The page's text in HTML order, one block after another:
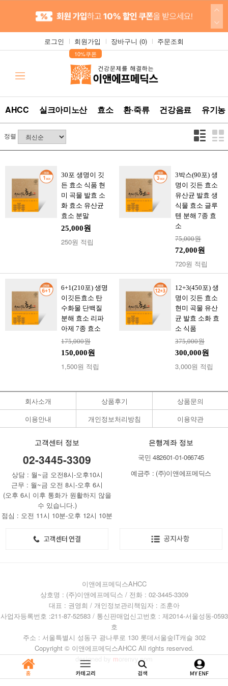
로그인 회원가입
▲
10%쿠폰
장바구니 (0) 주문조회
AHCC 실크아미노산 효소 환·죽류 건강음료 유기
정렬
30포 생명이 깃
든 효소 식품 현
미 곡물 발효 소
화 효소 유산균
효소 분말
25,000원
250원 적립
3박스(90포) 생
명이 깃든 효소
유산균 발효 생
식물 효소 글루
텐 분해 7종 효
소
75,000원
72,000원
720원 적립
6+1(210포) 생명
이깃든효소 탄
수화물 단백질
분해 효소 리파
아제 7종 효소
175,000원
150,000원
1,500원 적립
12+3(450포) 생
명이 깃든 효소
현미 곡물 유산
균 발효 소화 효
소 식품
375,000원
300,000원
3,000원 적립
회사소개 상품후기
상품문의
이용안내
개인정보처리방침 이용약관
고객센터 정보
02-3445-3309
상담 : 월~금 오전8시-오후10시
근무 : 월~금 오전 8시-오후 6시
(오후 6시 이후 통화가 원활하지 않을
수 있습니다.)
점심 : 오전 11시 10분-오후 12시 10분
은행계좌 정보
국민 482601-01-066745
예금주 : (주)이앤에프메딕스
이앤에프메딕스AHCC
상호명 : (주)이앤에프메딕스 / 전화 : 02-3445-3309
대표 : 권영희 / 개인정보관리책임자 : 조훈아
사업자등록번호 :211-87-52583 / 통신판매업신고번호 : 제2014-서울성동-0593
호
주소 : 서울특별시 성동구 광나루로 130 롯데서울숲IT캐슬 302
Copyright © 이앤에프메딕스AHCC All rights reserved.
designed by m orenvy.com